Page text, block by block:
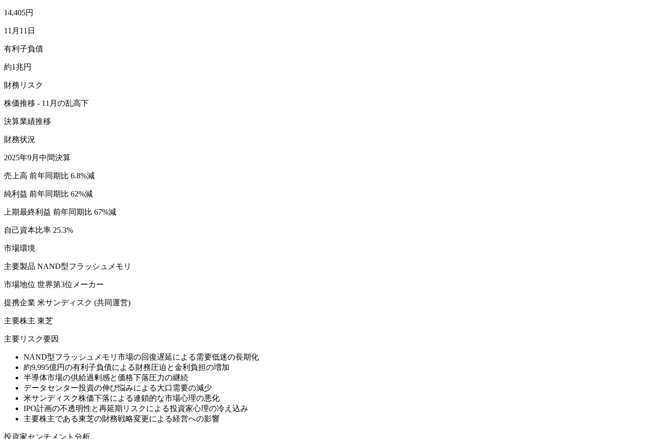
14,405円
11月11日
有利子負債
約1兆円
財務リスク
株価推移 - 11月の乱高下
決算業績推移
財務状況
2025年9月中間決算
売上高 前年同期比 6.8%減
純利益 前年同期比 62%減
上期最終利益 前年同期比 67%減
自己資本比率 25.3%
市場環境
主要製品 NAND型フラッシュメモリ
市場地位 世界第3位メーカー
提携企業 米サンディスク (共同運営)
主要株主 東芝
主要リスク要因
NAND型フラッシュメモリ市場の回復遅延による需要低迷の長期化
約9,995億円の有利子負債による財務圧迫と金利負担の増加
半導体市場の供給過剰感と価格下落圧力の継続
データセンター投資の伸び悩みによる大口需要の減少
米サンディスク株価下落による連鎖的な市場心理の悪化
IPO計画の不透明性と再延期リスクによる投資家心理の冷え込み
主要株主である東芝の財務戦略変更による経営への影響
投資家センチメント分析